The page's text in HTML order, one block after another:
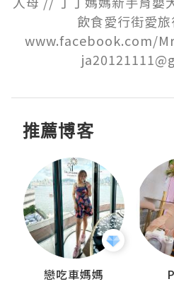
飲食愛行街愛
www.facebook.com/
推薦博客
戀吃車媽媽